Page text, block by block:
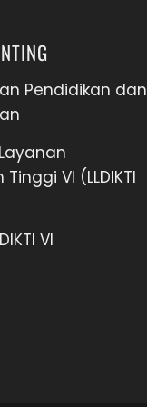
Pendidikan dan
VI (LLDIKTI
VI